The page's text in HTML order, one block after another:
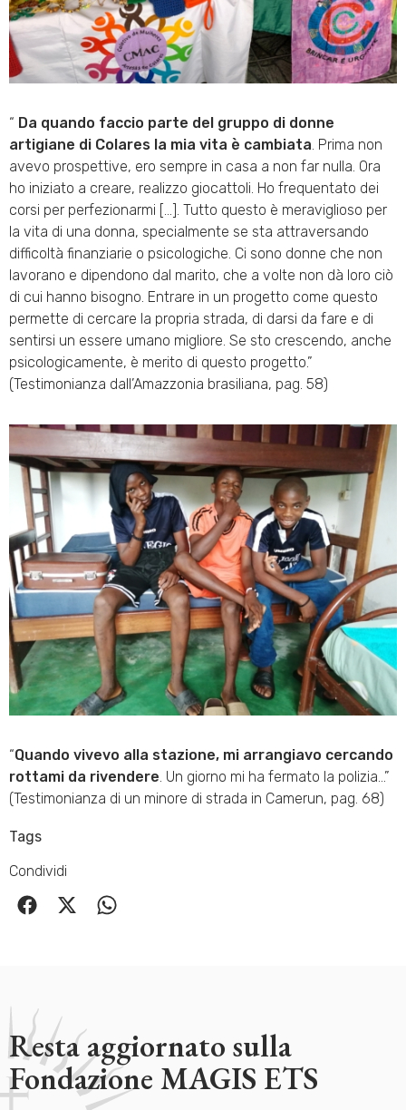
“ Da quando faccio parte del gruppo di donne
artigiane di Colares la mia vita è cambiata. Prima non
avevo prospettive, ero sempre in casa a non far nulla. Ora
ho iniziato a creare, realizzo giocattoli. Ho frequentato dei
corsi per perfezionarmi […]. Tutto questo è meraviglioso per
la vita di una donna, specialmente se sta attraversando
difficoltà finanziarie o psicologiche. Ci sono donne che non
lavorano e dipendono dal marito, che a volte non dà loro ciò
di cui hanno bisogno. Entrare in un progetto come questo
permette di cercare la propria strada, di darsi da fare e di
sentirsi un essere umano migliore. Se sto crescendo, anche
psicologicamente, è merito di questo progetto.”
(Testimonianza dall’Amazzonia brasiliana, pag. 58)
“Quando vivevo alla stazione, mi arrangiavo cercando
rottami da rivendere. Un giorno mi ha fermato la polizia…”
(Testimonianza di un minore di strada in Camerun, pag. 68)
Tags
Condividi
Resta aggiornato sulla
Fondazione MAGIS ETS